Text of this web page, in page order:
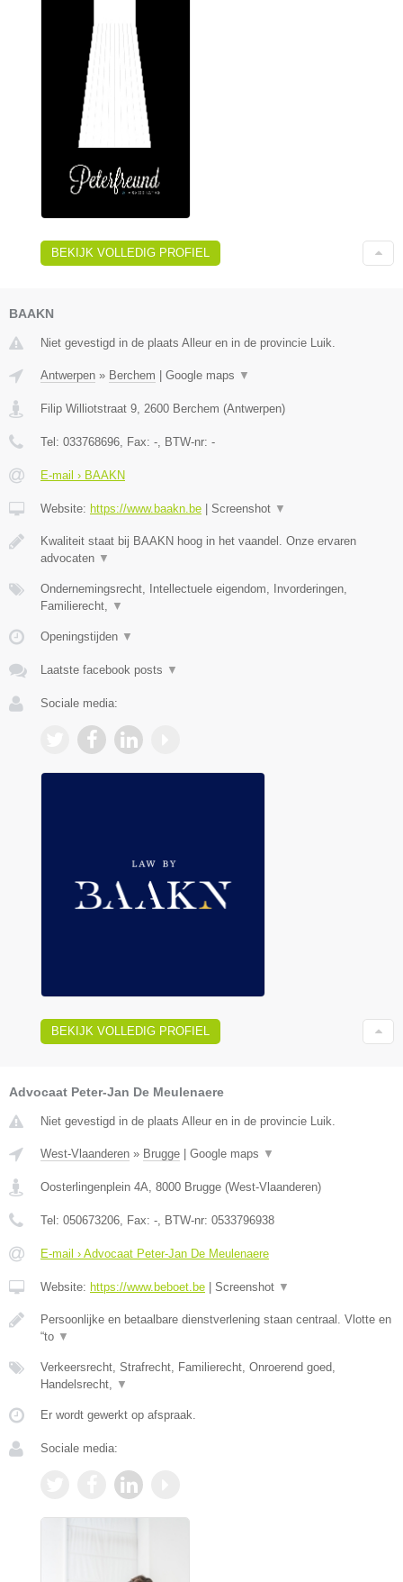
BEKIJK VOLLEDIG PROFIEL
BAAKN
Niet gevestigd in de plaats Alleur en in de provincie Luik.
Antwerpen » Berchem Google maps ▼
Filip Williotstraat 9, 2600 Berchem (Antwerpen)
Tel: 033768696, Fax: -, BTW-nr: -
E-mail › BAAKN
Website: https://www.baakn.be Screenshot ▼
Kwaliteit staat bij BAAKN hoog in het vaandel. Onze ervaren
advocaten ▼
Ondernemingsrecht, Intellectuele eigendom, Invorderingen,
Familierecht, ▼
Openingstijden ▼
Laatste facebook posts ▼
Sociale media:
BEKIJK VOLLEDIG PROFIEL
Advocaat Peter-Jan De Meulenaere
Niet gevestigd in de plaats Alleur en in de provincie Luik.
West-Vlaanderen » Brugge Google maps ▼
Oosterlingenplein 4A, 8000 Brugge (West-Vlaanderen)
Tel: 050673206, Fax: -, BTW-nr: 0533796938
E-mail › Advocaat Peter-Jan De Meulenaere
Website: https://www.beboet.be Screenshot ▼
Persoonlijke en betaalbare dienstverlening staan centraal. Vlotte en
“to ▼
Verkeersrecht, Strafrecht, Familierecht, Onroerend goed,
Handelsrecht, ▼
Er wordt gewerkt op afspraak.
Sociale media: